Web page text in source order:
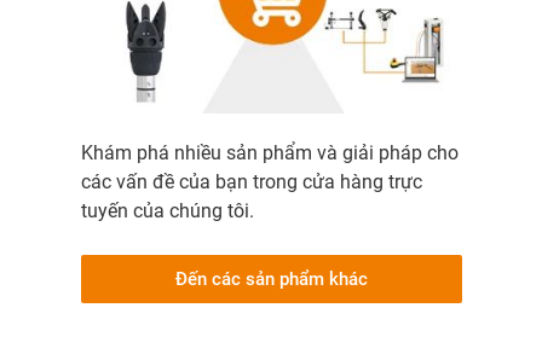
Khám phá nhiều sản phẩm và giải pháp cho
các vấn đề của bạn trong cửa hàng trực
tuyến của chúng tôi.
Đến các sản phẩm khác